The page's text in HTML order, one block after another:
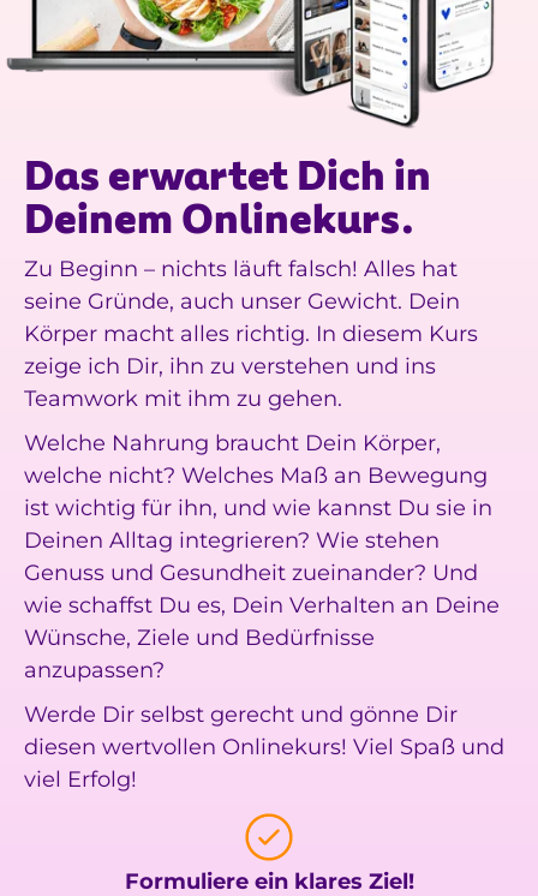
Das erwartet Dich in
Deinem Onlinekurs.
Zu Beginn – nichts läuft falsch! Alles hat
seine Gründe, auch unser Gewicht. Dein
Körper macht alles richtig. In diesem Kurs
zeige ich Dir, ihn zu verstehen und ins
Teamwork mit ihm zu gehen.
Welche Nahrung braucht Dein Körper,
welche nicht? Welches Maß an Bewegung
ist wichtig für ihn, und wie kannst Du sie in
Deinen Alltag integrieren? Wie stehen
Genuss und Gesundheit zueinander? Und
wie schaffst Du es, Dein Verhalten an Deine
Wünsche, Ziele und Bedürfnisse
anzupassen?
Werde Dir selbst gerecht und gönne Dir
diesen wertvollen Onlinekurs! Viel Spaß und
viel Erfolg!
Formuliere ein klares Ziel!